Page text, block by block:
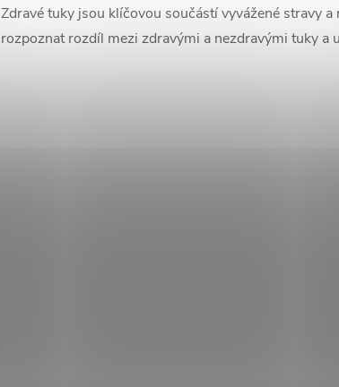
Zdravé tuky jsou klíčovou součástí vyvážené stravy
rozpoznat rozdíl mezi zdravými a nezdravými tuky a